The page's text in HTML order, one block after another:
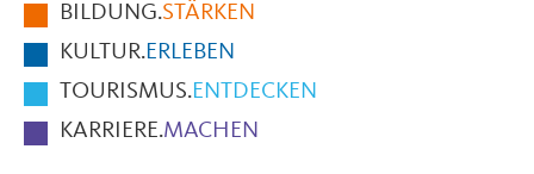
SeiteBILDUNG.STÄRKEN
KULTUR.ERLEBEN
TOURISMUS.ENTDECKEN
KARRIERE.MACHEN